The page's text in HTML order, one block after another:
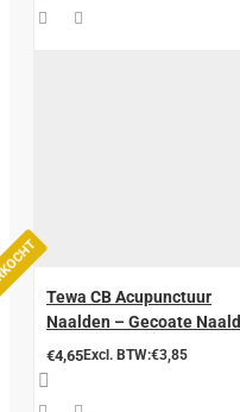
Tewa CB Acupunctuur
Naalden – Gecoate Naald
met Koperen Handgreep
(Zonder Geleidend Buisje)
€4,65Excl. BTW:€3,85